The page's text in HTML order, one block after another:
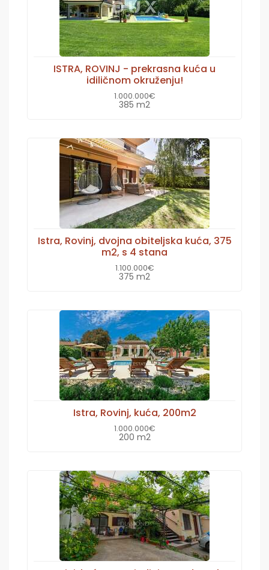
ISTRA, ROVINJ - prekrasna kuća u
idiličnom okruženju!
1.000.000€
385 m2
Istra, Rovinj, dvojna obiteljska kuća, 375
m2, s 4 stana
1.100.000€
375 m2
Istra, Rovinj, kuća, 200m2
1.000.000€
200 m2